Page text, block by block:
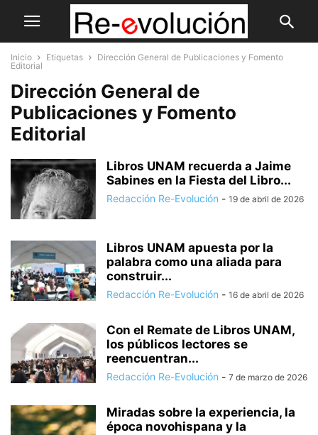
Inicio Etiquetas
Dirección General de Publicaciones y Fomento
Editorial
Dirección General de
Publicaciones y Fomento
Editorial
Libros UNAM recuerda a Jaime
Sabines en la Fiesta del Libro...
Redacción Re-Evolución - 19 de abril de 2026
Libros UNAM apuesta por la
palabra como una aliada para
construir...
Redacción Re-Evolución - 16 de abril de 2026
Con el Remate de Libros UNAM,
los públicos lectores se
reencuentran...
Redacción Re-Evolución - 7 de marzo de 2026
Miradas sobre la experiencia, la
época novohispana y la